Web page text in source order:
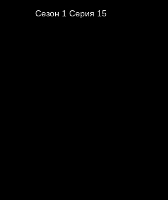
Сезон 1 Серия 15